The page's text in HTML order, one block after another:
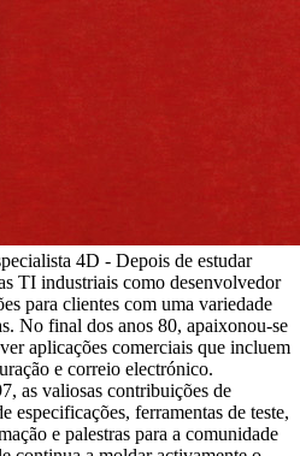
4D - Depois de estudar
TI industriais como desenvolvedor
para clientes com uma variedade
No final dos anos 80, apaixonou-se
aplicações comerciais que incluem
e correio electrónico.
as valiosas contribuições de
especificações, ferramentas de teste,
e palestras para a comunidade